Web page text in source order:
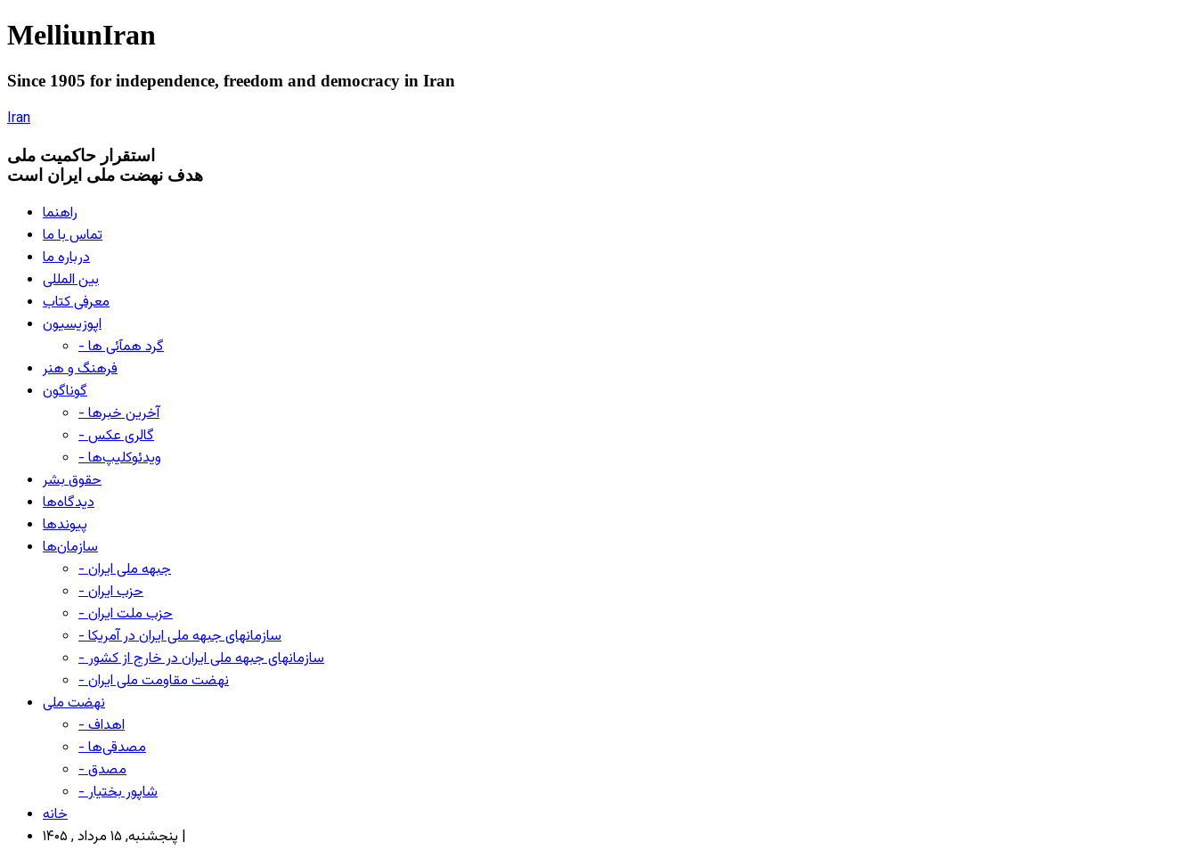
MelliunIran
Since 1905 for independence, freedom and democracy in Iran
Iran
استقرار حاکميت ملی
هدف نهضت ملی ایران است
راهنما
تماس با ما
درباره ما
بین المللی
معرفی کتاب
اپوزیسیون
- گرد همآئی ها
فرهنگ و هنر
گوناگون
- آخرین خبرها
- گالری عکس
- ویدئوکلیپ‌ها
حقوق بشر
دیدگاه‌ها
پیوندها
سازمان‌ها
- جبهه ملی ایران
- حزب ایران
- حزب ملت ایران
- سازمانهای جبهه ملی ایران در آمریکا
- سازمانهای جبهه ملی ایران در خارج از کشور
- نهضت مقاومت ملی ایران
نهضت ملی
- اهداف
- مصدقی‌ها
- مصدق
- شاپور بختیار
خانه
پنجشنبه, ۱۵ مرداد , ۱۴۰۵ |